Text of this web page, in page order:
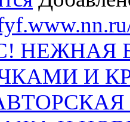
НЕЖНАЯ
И